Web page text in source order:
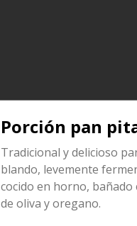
Porción pan
Tradicional y delicioso
blando, levemente
cocido en horno, bañado
de oliva y oregano.